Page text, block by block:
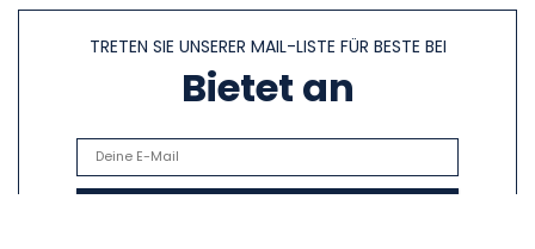
TRETEN SIE UNSERER MAIL-LISTE FÜR BESTE BEI
Bietet an